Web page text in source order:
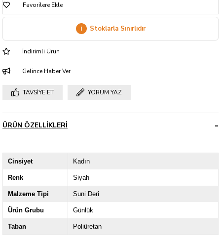
Favorilere Ekle
i Stoklarla Sınırlıdır
İndirimli Ürün
Gelince Haber Ver
TAVSIYE ET YORUM YAZ
ÜRÜN ÖZELLIKLERI
Cinsiyet Kadın
Renk Siyah
Malzeme Tipi Suni Deri
Ürün Grubu Günlük
Taban Poliüretan